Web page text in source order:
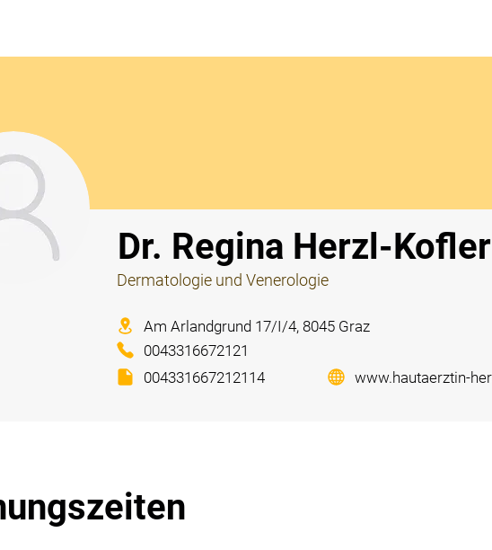
Dr. Regina Herzl-Kofler
Dermatologie und Venerologie
Am Arlandgrund 17/I/4, 8045 Graz
0043316672121
004331667212114